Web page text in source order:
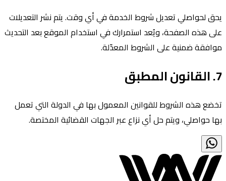
يحق لحواصلي تعديل شروط الخدمة في أي وقت. يتم نشر التعديلات
على هذه الصفحة، ويُعد استمرارك في استخدام الموقع بعد التحديث
موافقة ضمنية على الشروط المعدّلة.
7. القانون المطبق
تخضع هذه الشروط للقوانين المعمول بها في الدولة التي تعمل
بها حواصلي، ويتم حل أي نزاع عبر الجهات القضائية المختصة.